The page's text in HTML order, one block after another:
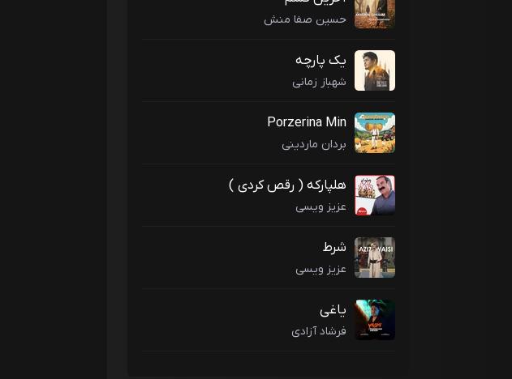
حسین صفا منش
یک پارچه
شهباز زمانی
Porzerina Min
بردان ماردینی
هلپارکه ( رقص کردی )
عزیز ویسی
شرط
عزیز ویسی
یاغی
فرشاد آزادی